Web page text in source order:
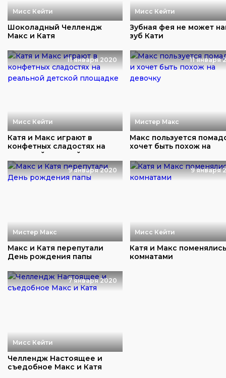
Мисс Кейти
Шоколадный Челлендж
Макс и Катя
Мисс Кейти
Зубная фея не может
зуб Кати
11 января 2020
Мисс Кейти
Катя и Макс играют в
конфетных сладостях на
реальной детской...
11 января
Мистер Макс
Макс пользуется
хочет быть похож на
9 января 2020
Мистер Макс
Макс и Катя перепутали
День рождения папы
9 января
Мисс Кейти
Катя и Макс
комнатами
7 января 2020
Мисс Кейти
Челлендж Настоящее и
съедобное Макс и Катя